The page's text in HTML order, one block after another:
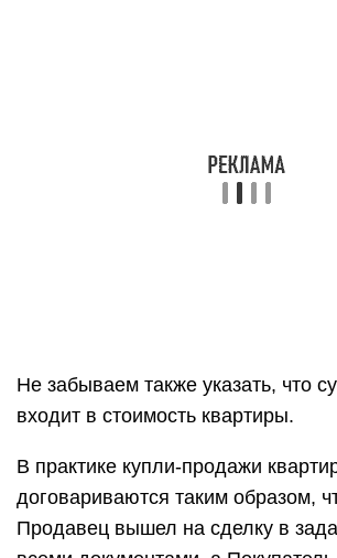
Не забываем также указать, что
входит в стоимость квартиры.
В практике купли-продажи
договариваются таким образом,
Продавец вышел на сделку в